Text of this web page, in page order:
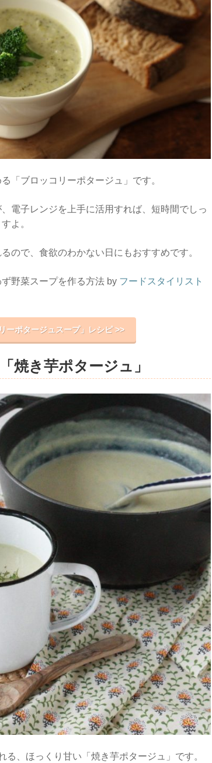
「ブロッコリーポタージュ」です。
電子レンジを上手に活用すれば、短時間でしっ
よ。
ので、食欲のわかない日にもおすすめです。
野菜スープを作る方法 by フードスタイリスト
ーポタージュスープ」レシピ >>
焼き芋ポタージュ」
る、ほっくり甘い「焼き芋ポタージュ」です。